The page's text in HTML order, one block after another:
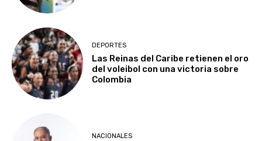
DEPORTES
Las Reinas del Caribe retienen el oro
del voleibol con una victoria sobre
Colombia
NACIONALES